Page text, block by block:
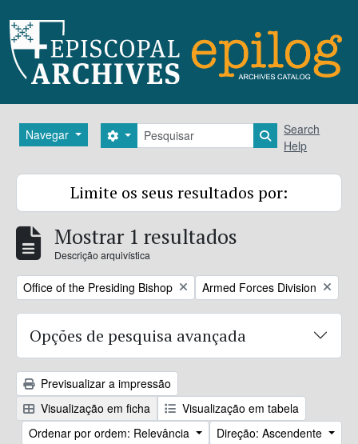
Navegar Pesquisar
Search options Search in
Search
Help
Limite os seus resultados por:
Mostrar 1 resultados
Descrição arquivística
Remove filter:
Office of the Presiding Bishop Remove filter:
Armed Forces Division
Opções de pesquisa avançada
Previsualizar a impressão
Visualização em ficha
Visualização em tabela
Ordenar por ordem: Relevância
Direção: Ascendente